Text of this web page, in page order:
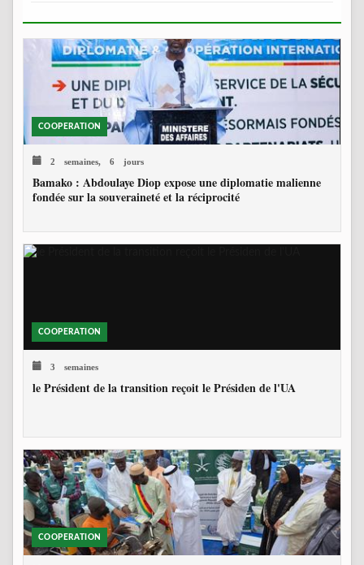
COOPERATION
2 semaines, 6 jours
Bamako : Abdoulaye Diop expose une diplomatie malienne
fondée sur la souveraineté et la réciprocité
COOPERATION
3 semaines
le Président de la transition reçoit le Présiden de l'UA
COOPERATION